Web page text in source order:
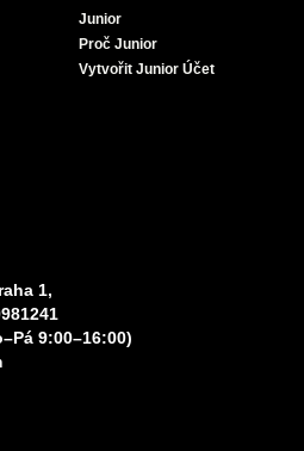
Junior
Proč Junior
Vytvořit Junior Účet
1,
9:00–16:00)